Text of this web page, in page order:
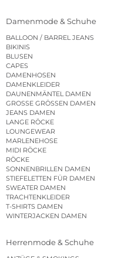
Damenmode & Schuhe
BALLOON / BARREL JEANS
BIKINIS
BLUSEN
CAPES
DAMENHOSEN
DAMENKLEIDER
DAUNENMÄNTEL DAMEN
GROSSE GRÖSSEN DAMEN
JEANS DAMEN
LANGE RÖCKE
LOUNGEWEAR
MARLENEHOSE
MIDI RÖCKE
RÖCKE
SONNENBRILLEN DAMEN
STIEFELETTEN FÜR DAMEN
SWEATER DAMEN
TRACHTENKLEIDER
T-SHIRTS DAMEN
WINTERJACKEN DAMEN
Herrenmode & Schuhe